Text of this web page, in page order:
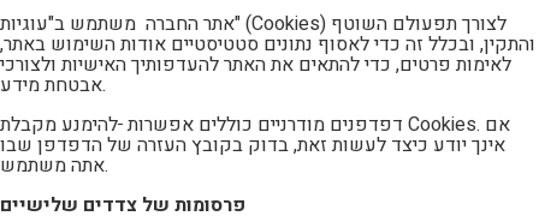
אתר החברה משתמש ב"עוגיות" (Cookies) לצורך תפעולם השוטף
והתקין, ובכלל זה כדי לאסוף נתונים סטטיסטיים אודות השימוש באתר,
לאימות פרטים, כדי להתאים את האתר להעדפותיך האישיות ולצורכי
אבטחת מידע.
דפדפנים מודרניים כוללים אפשרות להימנע מקבלת Cookies. אם
אינך יודע כיצד לעשות זאת, בדוק בקובץ העזרה של הדפדפן שבו
אתה משתמש.
פרסומות של צדדים שלישיים